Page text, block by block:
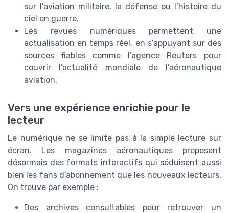
sur l’aviation militaire, la défense ou l’histoire du
ciel en guerre.
Les revues numériques permettent une
actualisation en temps réel, en s’appuyant sur des
sources fiables comme l’agence Reuters pour
couvrir l’actualité mondiale de l’aéronautique
aviation.
Vers une expérience enrichie pour le
lecteur
Le numérique ne se limite pas à la simple lecture sur
écran. Les magazines aéronautiques proposent
désormais des formats interactifs qui séduisent aussi
bien les fans d’abonnement que les nouveaux lecteurs.
On trouve par exemple :
Des archives consultables pour retrouver un